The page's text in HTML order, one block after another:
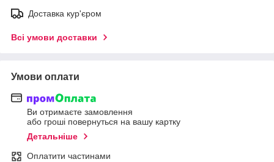
Доставка кур'єром
Всі умови доставки
Умови оплати
Ви отримаєте замовлення
або гроші повернуться на вашу картку
Детальніше
Оплатити частинами